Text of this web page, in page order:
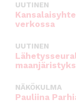
UUTINEN
verkossa
UUTINEN
NÄKÖKULMA
Pauliina